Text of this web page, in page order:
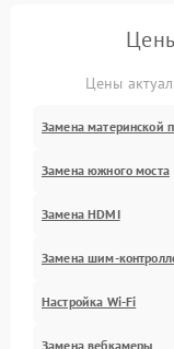
Цены
Замена материнской
Замена южного моста
Замена HDMI
Замена шим-
Настройка Wi-Fi
Замена вебкамеры